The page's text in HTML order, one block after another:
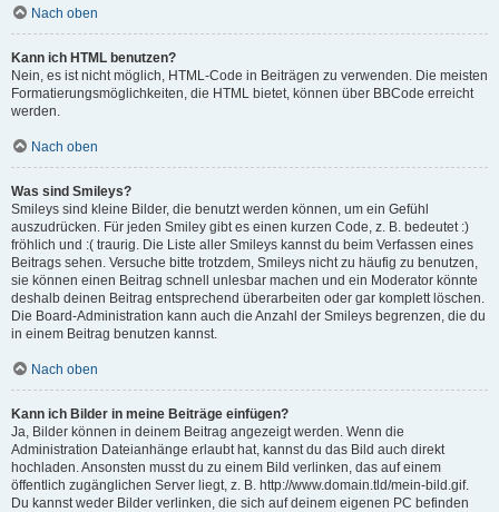
Nach oben
Kann ich HTML benutzen?
Nein, es ist nicht möglich, HTML-Code in Beiträgen zu verwenden. Die meisten
Formatierungsmöglichkeiten, die HTML bietet, können über BBCode erreicht
werden.
Nach oben
Was sind Smileys?
Smileys sind kleine Bilder, die benutzt werden können, um ein Gefühl
auszudrücken. Für jeden Smiley gibt es einen kurzen Code, z. B. bedeutet :)
fröhlich und :( traurig. Die Liste aller Smileys kannst du beim Verfassen eines
Beitrags sehen. Versuche bitte trotzdem, Smileys nicht zu häufig zu benutzen,
sie können einen Beitrag schnell unlesbar machen und ein Moderator könnte
deshalb deinen Beitrag entsprechend überarbeiten oder gar komplett löschen.
Die Board-Administration kann auch die Anzahl der Smileys begrenzen, die du
in einem Beitrag benutzen kannst.
Nach oben
Kann ich Bilder in meine Beiträge einfügen?
Ja, Bilder können in deinem Beitrag angezeigt werden. Wenn die
Administration Dateianhänge erlaubt hat, kannst du das Bild auch direkt
hochladen. Ansonsten musst du zu einem Bild verlinken, das auf einem
öffentlich zugänglichen Server liegt, z. B. http://www.domain.tld/mein-bild.gif.
Du kannst weder Bilder verlinken, die sich auf deinem eigenen PC befinden